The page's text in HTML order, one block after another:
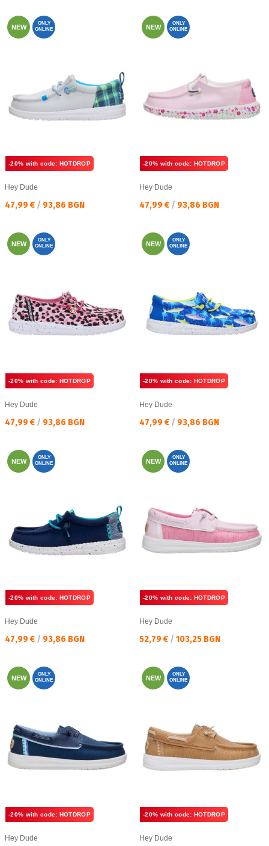
NEW
ONLY
ONLINE
-20% with code: HOTDROP
Hey Dude
Текуща цена:
47,99 € / 93,86 BGN
NEW
ONLY
ONLINE
-20% with code: HOTDROP
Hey Dude
Текуща цена:
47,99 € / 93,86 BGN
NEW
ONLY
ONLINE
-20% with code: HOTDROP
Hey Dude
Текуща цена:
47,99 € / 93,86 BGN
NEW
ONLY
ONLINE
-20% with code: HOTDROP
Hey Dude
Текуща цена:
47,99 € / 93,86 BGN
NEW
ONLY
ONLINE
-20% with code: HOTDROP
Hey Dude
Текуща цена:
47,99 € / 93,86 BGN
NEW
ONLY
ONLINE
-20% with code: HOTDROP
Hey Dude
Текуща цена:
52,79 € / 103,25 BGN
NEW
ONLY
ONLINE
-20% with code: HOTDROP
Hey Dude
NEW
ONLY
ONLINE
-20% with code: HOTDROP
Hey Dude